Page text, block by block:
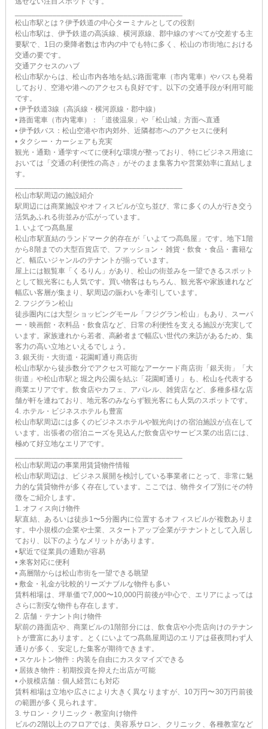
松山市駅とは？伊予鉄道の中心ターミナルとしての役割
松山市駅は、伊予鉄道の高浜線、横河原線、郡中線のすべてが交差する主
要駅で、1日の乗降者数は市内の中でも特に多く、松山の市街地における
交通の要です。
交通アクセスのハブ
松山市駅からは、松山市内各地を結ぶ路面電車（市内電車）やバスも発着
しており、空港や港へのアクセスも良好です。以下の交通手段が利用可能
です。
• 伊予鉄道3線（高浜線・横河原線・郡中線）
• 路面電車（市内電車）：「道後温泉」や「松山城」方面へ直通
• 伊予鉄バス：松山空港や市内郊外、近隣都市へのアクセスに便利
• タクシー・カーシェアも充実
観光・通勤・通学すべてに便利な環境が整っており、特にビジネス用途に
おいては「交通の利便性の高さ」がそのまま集客力や営業効率に直結しま
す。
松山市駅周辺の施設紹介
駅周辺には商業施設やオフィスビルが立ち並び、常に多くの人が行き交う
活気あふれる街並みが広がっています。
1. いよてつ髙島屋
松山市駅直結のランドマーク的存在が「いよてつ髙島屋」です。地下1階
から8階までの大型百貨店で、ファッション・雑貨・飲食・食品・書籍な
ど、幅広いジャンルのテナントが揃っています。
屋上には観覧車「くるりん」があり、松山の街並みを一望できるスポット
として観光客にも人気です。買い物客はもちろん、観光客や家族連れなど
幅広い客層が集まり、駅周辺の賑わいを牽引しています。
2. フジグラン松山
徒歩圏内には大型ショッピングモール「フジグラン松山」もあり、スーパ
ー・映画館・衣料品・飲食店など、日常の利便性を支える施設が充実して
います。家族連れから若者、高齢者まで幅広い世代の来訪があるため、集
客力の高い立地といえるでしょう。
3. 銀天街・大街道・花園町通り商店街
松山市駅から徒歩数分でアクセス可能なアーケード商店街「銀天街」「大
街道」や松山市駅と堀之内公園を結ぶ「花園町通り」も、松山を代表する
商業エリアです。飲食店やカフェ、アパレル、雑貨店など、多種多様な店
舗が軒を連ねており、地元客のみならず観光客にも人気のスポットです。
4. ホテル・ビジネスホテルも豊富
松山市駅周辺には多くのビジネスホテルや観光向けの宿泊施設が点在して
います。出張者の宿泊ニーズを見込んだ飲食店やサービス業の出店には、
極めて好立地なエリアです。
松山市駅周辺の事業用賃貸物件情報
松山市駅周辺は、ビジネス展開を検討している事業者にとって、非常に魅
力的な賃貸物件が多く存在しています。ここでは、物件タイプ別にその特
徴をご紹介します。
1. オフィス向け物件
駅直結、あるいは徒歩1〜5分圏内に位置するオフィスビルが複数ありま
す。中小規模の企業や士業、スタートアップ企業がテナントとして入居し
ており、以下のようなメリットがあります。
• 駅近で従業員の通勤が容易
• 来客対応に便利
• 高層階からは松山市街を一望できる眺望
• 敷金・礼金が比較的リーズナブルな物件も多い
賃料相場は、坪単価で7,000〜10,000円前後が中心で、エリアによっては
さらに割安な物件も存在します。
2. 店舗・テナント向け物件
駅前の路面店や、商業ビルの1階部分には、飲食店や小売店向けのテナン
トが豊富にあります。とくにいよてつ髙島屋周辺のエリアは昼夜問わず人
通りが多く、安定した集客が期待できます。
• スケルトン物件：内装を自由にカスタマイズできる
• 居抜き物件：初期投資を抑えた出店が可能
• 小規模店舗：個人経営にも対応
賃料相場は立地や広さにより大きく異なりますが、10万円〜30万円前後
の範囲が多く見られます。
3. サロン・クリニック・教室向け物件
ビルの2階以上のフロアでは、美容系サロン、クリニック、各種教室など